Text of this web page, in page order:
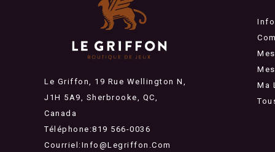
Le Griffon, 19 Rue Wellington N,
J1H 5A9, Sherbrooke, QC,
Canada
Téléphone:819 566-0036
Courriel:Info@legriffon.com
Ma